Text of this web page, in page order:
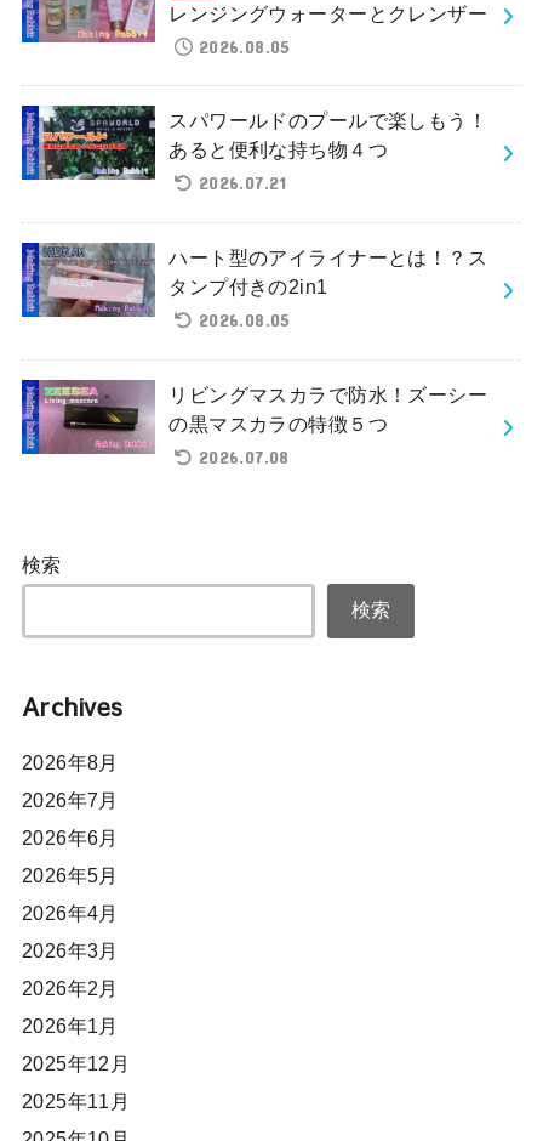
レンジングウォーターとクレンザー
2026.08.05
スパワールドのプールで楽しもう！
あると便利な持ち物４つ
2026.07.21
ハート型のアイライナーとは！？ス
タンプ付きの2in1
2026.08.05
リビングマスカラで防水！ズーシー
の黒マスカラの特徴５つ
2026.07.08
検索
検索
Archives
2026年8月
2026年7月
2026年6月
2026年5月
2026年4月
2026年3月
2026年2月
2026年1月
2025年12月
2025年11月